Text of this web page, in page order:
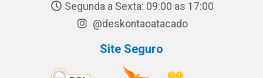
Segunda a Sexta: 09:00 as 17:00
@deskontaoatacado
Site Seguro